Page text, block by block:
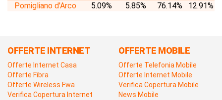
Pomigliano d'Arco
5.09% 5.85% 76.14% 12.91%
OFFERTE INTERNET
Offerte Internet Casa
Offerte Fibra
Offerte Wireless Fwa
Verifica Copertura Internet
OFFERTE MOBILE
Offerte Telefonia Mobile
Offerte Internet Mobile
Verifica Copertura Mobile
News Mobile